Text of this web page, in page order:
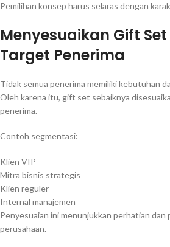
Pemilihan konsep harus selaras dengan
Menyesuaikan Gift
Target Penerima
Tidak semua penerima memiliki kebutuhan
Oleh karena itu, gift set sebaiknya
penerima.
Contoh segmentasi:
Klien VIP
Mitra bisnis strategis
Klien reguler
Internal manajemen
Penyesuaian ini menunjukkan perhatian dan
perusahaan.